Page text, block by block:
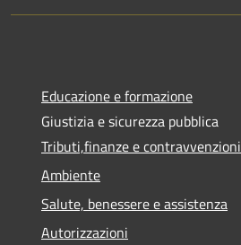
Educazione e formazione
Giustizia e sicurezza pubblica
Tributi,finanze e contravvenzioni
Ambiente
Salute, benessere e assistenza
Autorizzazioni